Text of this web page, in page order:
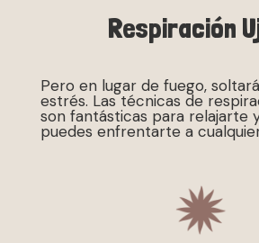
Respiración
Pero en lugar de fuego,
estrés. Las técnicas de
son fantásticas para relajarte
puedes enfrentarte a